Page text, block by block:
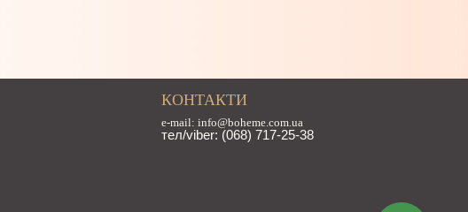
КОНТАКТИ
e-mail: info@boheme.com.ua
тел/viber: (068) 717-25-38